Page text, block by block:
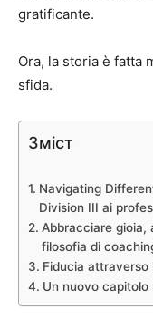
gratificante.
Ora, la storia è fatta
sfida.
Зміст
Navigating
Division III ai
Abbracciare gioia,
filosofia di
Fiducia attraverso
Un nuovo